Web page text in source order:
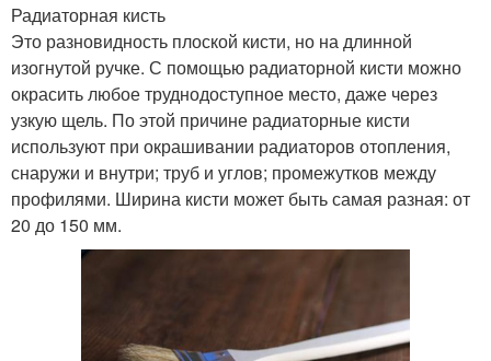
Радиаторная кисть
Это разновидность плоской кисти, но на длинной
изогнутой ручке. С помощью радиаторной кисти можно
окрасить любое труднодоступное место, даже через
узкую щель. По этой причине радиаторные кисти
используют при окрашивании радиаторов отопления,
снаружи и внутри; труб и углов; промежутков между
профилями. Ширина кисти может быть самая разная: от
20 до 150 мм.